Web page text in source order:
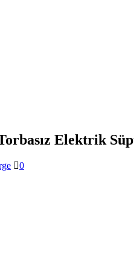
Elektrik
0